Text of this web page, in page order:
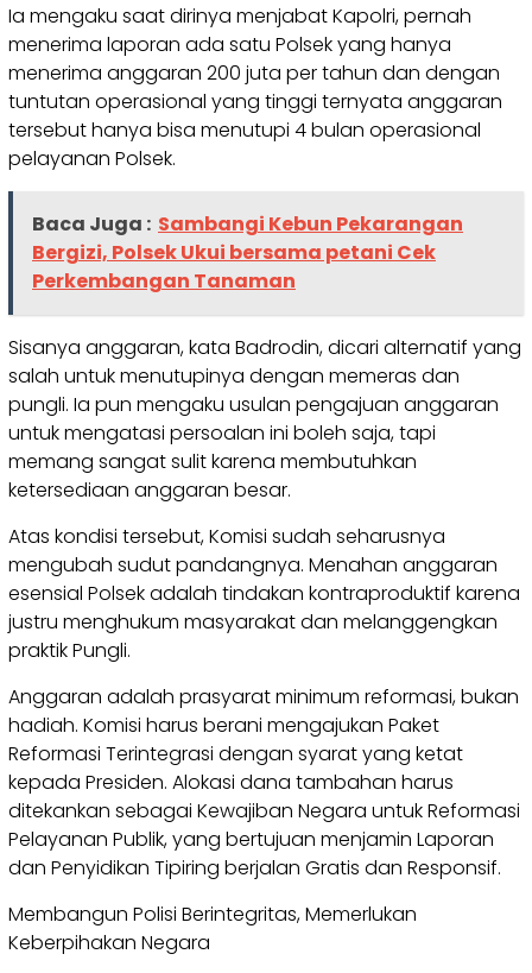
Ia mengaku saat dirinya menjabat Kapolri, pernah
menerima laporan ada satu Polsek yang hanya
menerima anggaran 200 juta per tahun dan dengan
tuntutan operasional yang tinggi ternyata anggaran
tersebut hanya bisa menutupi 4 bulan operasional
pelayanan Polsek.
Baca Juga : Sambangi Kebun Pekarangan
Bergizi, Polsek Ukui bersama petani Cek
Perkembangan Tanaman
Sisanya anggaran, kata Badrodin, dicari alternatif yang
salah untuk menutupinya dengan memeras dan
pungli. Ia pun mengaku usulan pengajuan anggaran
untuk mengatasi persoalan ini boleh saja, tapi
memang sangat sulit karena membutuhkan
ketersediaan anggaran besar.
Atas kondisi tersebut, Komisi sudah seharusnya
mengubah sudut pandangnya. Menahan anggaran
esensial Polsek adalah tindakan kontraproduktif karena
justru menghukum masyarakat dan melanggengkan
praktik Pungli.
Anggaran adalah prasyarat minimum reformasi, bukan
hadiah. Komisi harus berani mengajukan Paket
Reformasi Terintegrasi dengan syarat yang ketat
kepada Presiden. Alokasi dana tambahan harus
ditekankan sebagai Kewajiban Negara untuk Reformasi
Pelayanan Publik, yang bertujuan menjamin Laporan
dan Penyidikan Tipiring berjalan Gratis dan Responsif.
Membangun Polisi Berintegritas, Memerlukan
Keberpihakan Negara